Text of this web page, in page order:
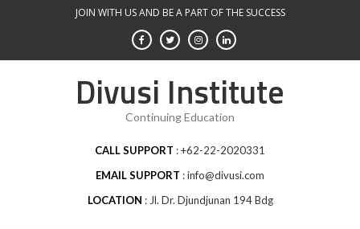
JOIN WITH US AND BE A PART OF THE SUCCESS
Divusi Institute
Continuing Education
CALL SUPPORT
+62-22-2020331
EMAIL SUPPORT
info@divusi.com
LOCATION
Jl. Dr. Djundjunan 194 Bdg